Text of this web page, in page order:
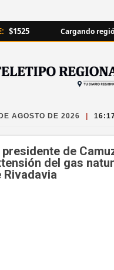
$1525 Cargando
AGOSTO DE 2026
de
del gas